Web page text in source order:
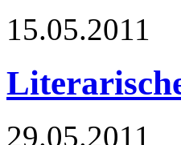
15.05.2011
29.05.2011